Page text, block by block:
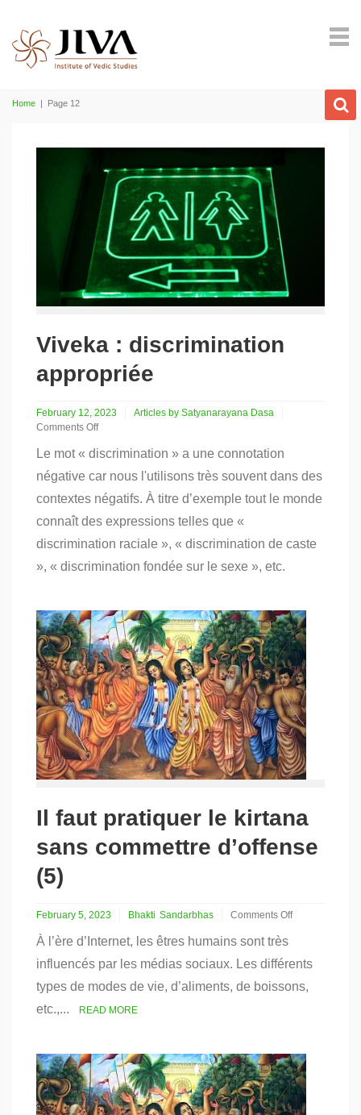
Home | Page 12
Viveka : discrimination
appropriée
February 12, 2023
Articles by Satyanarayana Dasa
Comments Off
Viveka
discrimination
appropriée
Le mot « discrimination » a une connotation
négative car nous l'utilisons très souvent dans des
contextes négatifs. À titre d’exemple tout le monde
connaît des expressions telles que «
discrimination raciale », « discrimination de caste
», « discrimination fondée sur le sexe », etc.
Il faut pratiquer le kirtana
sans commettre d’offense
(5)
February 5, 2023 Bhakti Sandarbhas
Comments Off
Il
faut
pratiquer
le
(5)
À l’ère d’Internet, les êtres humains sont très
influencés par les médias sociaux. Les différents
types de modes de vie, d’aliments, de boissons,
etc.,...
READ MORE